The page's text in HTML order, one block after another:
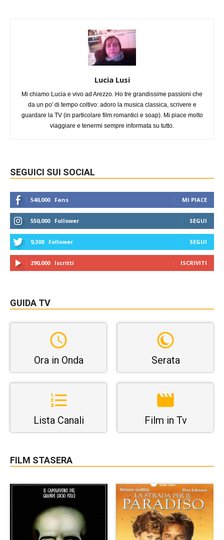
Lucia Lusi
Mi chiamo Lucia e vivo ad Arezzo. Ho tre grandissime passioni che
da un po' di tempo coltivo: adoro la musica classica, scrivere e
guardare la TV (in particolare film romantici e soap). Mi piace molto
viaggiare e tenermi sempre informata su tutto.
SEGUICI SUI SOCIAL
540,000 Fans MI PIACE
550,000 Follower SEGUI
9,300 Follower SEGUI
290,000 Iscritti ISCRIVITI
GUIDA TV
Ora in Onda Serata
Lista Canali Film in Tv
FILM STASERA